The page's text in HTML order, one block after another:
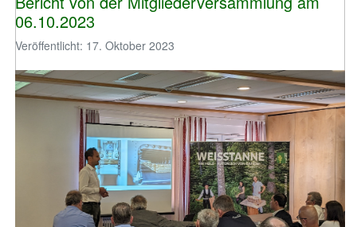
06.10.2023
Veröffentlicht: 17. Oktober 2023